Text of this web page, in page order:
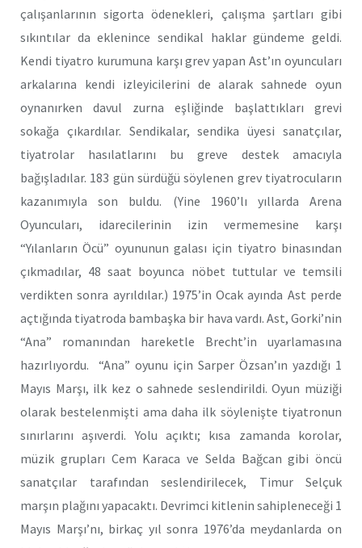
çalışanlarının sigorta ödenekleri, çalışma şartları gibi
sıkıntılar da eklenince sendikal haklar gündeme geldi.
Kendi tiyatro kurumuna karşı grev yapan Ast’ın oyuncuları
arkalarına kendi izleyicilerini de alarak sahnede oyun
oynanırken davul zurna eşliğinde başlattıkları grevi
sokağa çıkardılar. Sendikalar, sendika üyesi sanatçılar,
tiyatrolar hasılatlarını bu greve destek amacıyla
bağışladılar. 183 gün sürdüğü söylenen grev tiyatrocuların
kazanımıyla son buldu. (Yine 1960’lı yıllarda Arena
Oyuncuları, idarecilerinin izin vermemesine karşı
“Yılanların Öcü” oyununun galası için tiyatro binasından
çıkmadılar, 48 saat boyunca nöbet tuttular ve temsili
verdikten sonra ayrıldılar.) 1975’in Ocak ayında Ast perde
açtığında tiyatroda bambaşka bir hava vardı. Ast, Gorki’nin
“Ana” romanından hareketle Brecht’in uyarlamasına
hazırlıyordu. “Ana” oyunu için Sarper Özsan’ın yazdığı 1
Mayıs Marşı, ilk kez o sahnede seslendirildi. Oyun müziği
olarak bestelenmişti ama daha ilk söylenişte tiyatronun
sınırlarını aşıverdi. Yolu açıktı; kısa zamanda korolar,
müzik grupları Cem Karaca ve Selda Bağcan gibi öncü
sanatçılar tarafından seslendirilecek, Timur Selçuk
marşın plağını yapacaktı. Devrimci kitlenin sahipleneceği 1
Mayıs Marşı’nı, birkaç yıl sonra 1976’da meydanlarda on